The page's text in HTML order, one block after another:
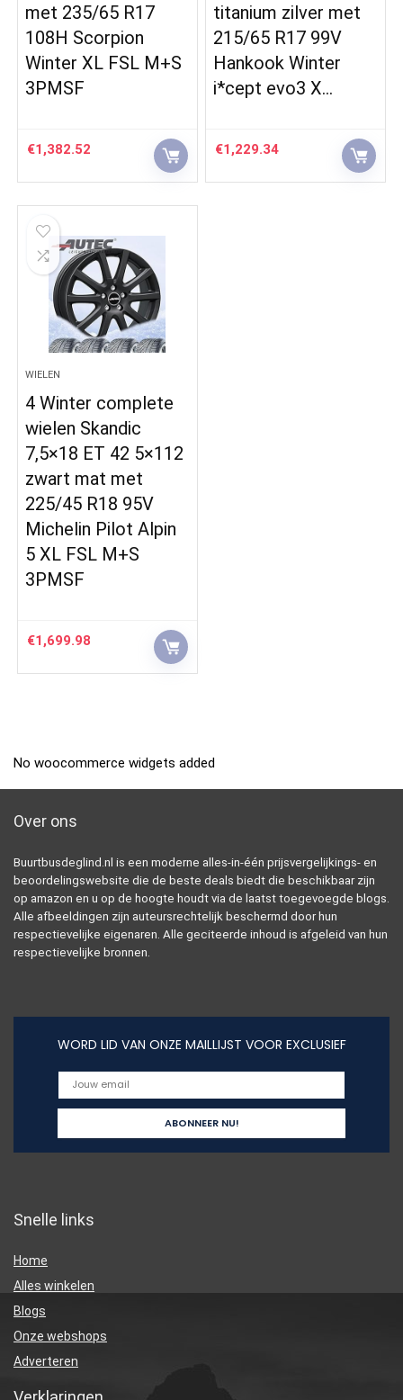
met 235/65 R17
108H Scorpion
Winter XL FSL M+S
3PMSF
€1,382.52
titanium zilver met
215/65 R17 99V
Hankook Winter
i*cept evo3 X…
€1,229.34
WIELEN
4 Winter complete
wielen Skandic
7,5×18 ET 42 5×112
zwart mat met
225/45 R18 95V
Michelin Pilot Alpin
5 XL FSL M+S
3PMSF
€1,699.98
No woocommerce widgets added
Over ons
Buurtbusdeglind.nl is een moderne alles-in-één prijsvergelijkings- en
beoordelingswebsite die de beste deals biedt die beschikbaar zijn
op amazon en u op de hoogte houdt via de laatst toegevoegde blogs.
Alle afbeeldingen zijn auteursrechtelijk beschermd door hun
respectievelijke eigenaren. Alle geciteerde inhoud is afgeleid van hun
respectievelijke bronnen.
WORD LID VAN ONZE MAILLIJST VOOR EXCLUSIEF
Snelle links
Home
Alles winkelen
Blogs
Onze webshops
Adverteren